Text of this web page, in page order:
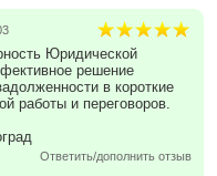
Юридической
решение
в короткие
работы и переговоров.
Ответить/дополнить отзыв